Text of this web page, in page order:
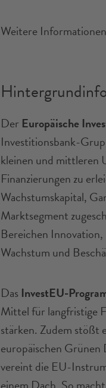
Weitere
Der Europäische
Investitionsbank-
kleinen und mittleren
Finanzierungen zu
Wachstumskapital,
Marktsegment
Bereichen
Wachstum und
Das InvestEU-
Mittel für langfristige
stärken. Zudem stößt
europäischen Grünen
vereint die EU-